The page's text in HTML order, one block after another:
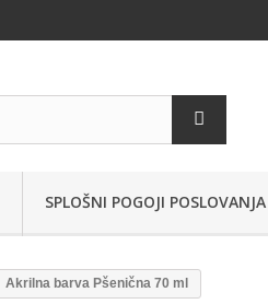
SPLOŠNI POGOJI POSLOVANJA
Akrilna barva Pšenična 70 ml